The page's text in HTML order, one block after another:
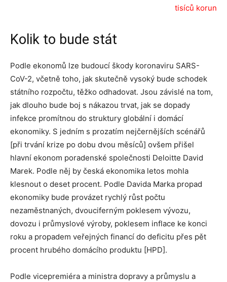
tisíců korun
Kolik to bude stát
Podle ekonomů lze budoucí škody koronaviru SARS-
CoV-2, včetně toho, jak skutečně vysoký bude schodek
státního rozpočtu, těžko odhadovat. Jsou závislé na tom,
jak dlouho bude boj s nákazou trvat, jak se dopady
infekce promítnou do struktury globální i domácí
ekonomiky. S jedním s prozatím nejčernějších scénářů
[při trvání krize po dobu dvou měsíců] ovšem přišel
hlavní ekonom poradenské společnosti Deloitte David
Marek. Podle něj by česká ekonomika letos mohla
klesnout o deset procent. Podle Davida Marka propad
ekonomiky bude provázet rychlý růst počtu
nezaměstnaných, dvouciferným poklesem vývozu,
dovozu i průmyslové výroby, poklesem inflace ke konci
roku a propadem veřejných financí do deficitu přes pět
procent hrubého domácího produktu [HPD].
Podle vicepremiéra a ministra dopravy a průmyslu a